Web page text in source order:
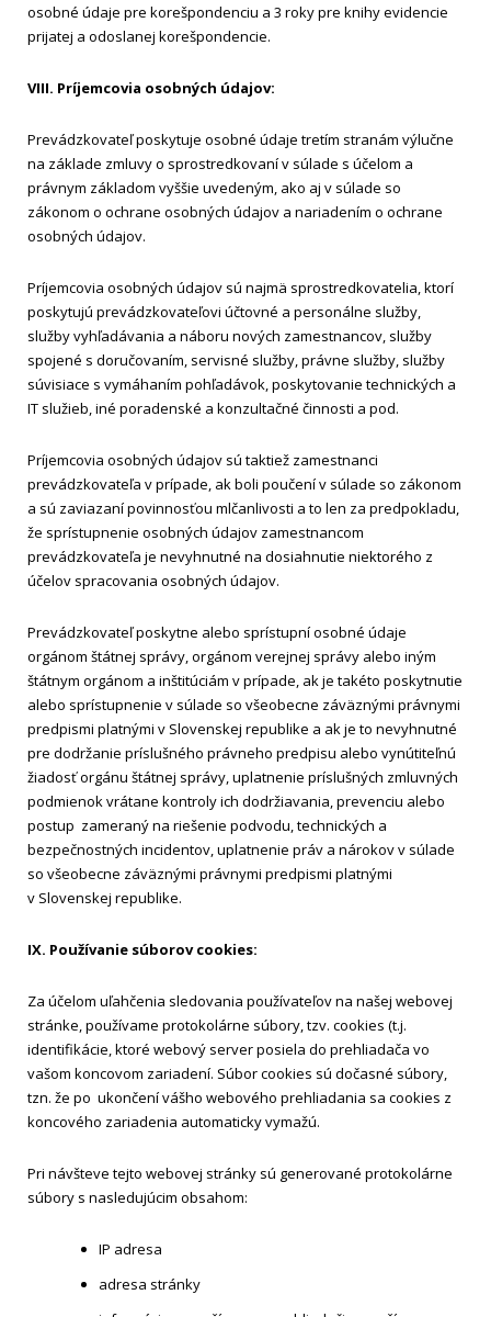
osobné údaje pre korešpondenciu a 3 roky pre knihy evidencie
prijatej a odoslanej korešpondencie.
VIII. Príjemcovia osobných údajov:
Prevádzkovateľ poskytuje osobné údaje tretím stranám výlučne
na základe zmluvy o sprostredkovaní v súlade s účelom a
právnym základom vyššie uvedeným, ako aj v súlade so
zákonom o ochrane osobných údajov a nariadením o ochrane
osobných údajov.
Príjemcovia osobných údajov sú najmä sprostredkovatelia, ktorí
poskytujú prevádzkovateľovi účtovné a personálne služby,
služby vyhľadávania a náboru nových zamestnancov, služby
spojené s doručovaním, servisné služby, právne služby, služby
súvisiace s vymáhaním pohľadávok, poskytovanie technických a
IT služieb, iné poradenské a konzultačné činnosti a pod.
Príjemcovia osobných údajov sú taktiež zamestnanci
prevádzkovateľa v prípade, ak boli poučení v súlade so zákonom
a sú zaviazaní povinnosťou mlčanlivosti a to len za predpokladu,
že sprístupnenie osobných údajov zamestnancom
prevádzkovateľa je nevyhnutné na dosiahnutie niektorého z
účelov spracovania osobných údajov.
Prevádzkovateľ poskytne alebo sprístupní osobné údaje
orgánom štátnej správy, orgánom verejnej správy alebo iným
štátnym orgánom a inštitúciám v prípade, ak je takéto poskytnutie
alebo sprístupnenie v súlade so všeobecne záväznými právnymi
predpismi platnými v Slovenskej republike a ak je to nevyhnutné
pre dodržanie príslušného právneho predpisu alebo vynútiteľnú
žiadosť orgánu štátnej správy, uplatnenie príslušných zmluvných
podmienok vrátane kontroly ich dodržiavania, prevenciu alebo
postup zameraný na riešenie podvodu, technických a
bezpečnostných incidentov, uplatnenie práv a nárokov v súlade
so všeobecne záväznými právnymi predpismi platnými
v Slovenskej republike.
IX. Používanie súborov cookies:
Za účelom uľahčenia sledovania používateľov na našej webovej
stránke, používame protokolárne súbory, tzv. cookies (t.j.
identifikácie, ktoré webový server posiela do prehliadača vo
vašom koncovom zariadení. Súbor cookies sú dočasné súbory,
tzn. že po ukončení vášho webového prehliadania sa cookies z
koncového zariadenia automaticky vymažú.
Pri návšteve tejto webovej stránky sú generované protokolárne
súbory s nasledujúcim obsahom:
IP adresa
adresa stránky